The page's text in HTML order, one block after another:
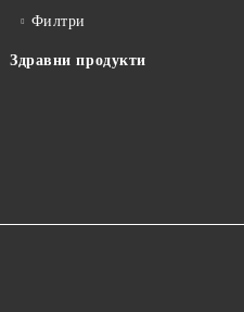
Филтри
Здравни продукти